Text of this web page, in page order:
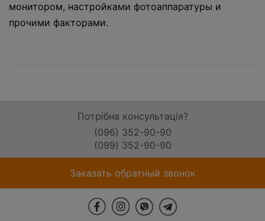
монитором, настройками фотоаппаратуры и
прочими факторами.
Потрібна консультація?
(096) 352-90-90
(099) 352-90-90
Заказать обратный звонок